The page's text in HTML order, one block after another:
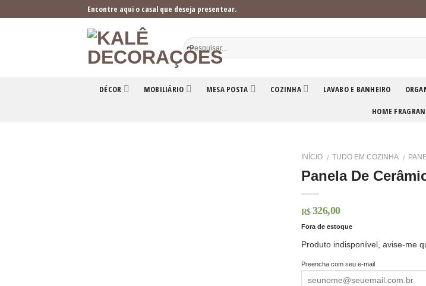
to
Encontre aqui o casal que deseja presentear.
DÉCOR MOBILIÁRIO MESA POSTA COZINHA LAVABO E BANHEIRO
HOME
INÍCIO / TUDO EM COZINHA /
Panela De
R$ 326,00
Fora de estoque
Produto indisponível, avise-me
Preencha com seu e-mail